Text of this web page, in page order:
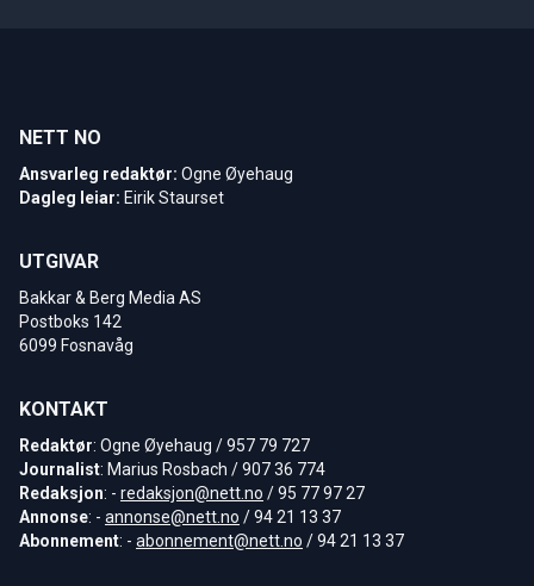
NETT NO
Ansvarleg redaktør: Ogne Øyehaug
Dagleg leiar: Eirik Staurset
UTGIVAR
Bakkar & Berg Media AS
Postboks 142
6099 Fosnavåg
KONTAKT
Redaktør: Ogne Øyehaug / 957 79 727
Journalist: Marius Rosbach / 907 36 774
Redaksjon: - redaksjon@nett.no / 95 77 97 27
Annonse: - annonse@nett.no / 94 21 13 37
Abonnement: - abonnement@nett.no / 94 21 13 37